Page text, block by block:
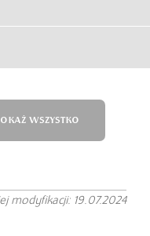
WSZYSTKO
modyfikacji: 19.07.2024